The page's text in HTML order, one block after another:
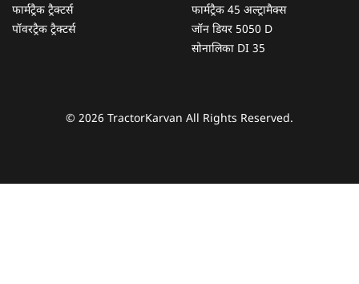
फार्मट्रैक ट्रैक्टर्स
पॉवरट्रैक ट्रैक्टर्स
फार्मट्रैक 45 अल्ट्रामैक्स
जॉन डियर 5050 D
सोनालिका DI 35
© 2026 TractorKarvan All Rights Reserved.